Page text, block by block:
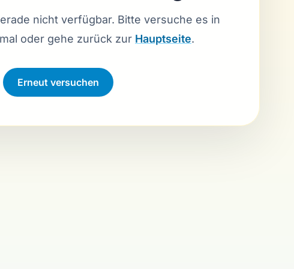
nicht verfügbar. Bitte versuche es in
oder gehe zurück zur Hauptseite.
Verbindung wird hergestellt …